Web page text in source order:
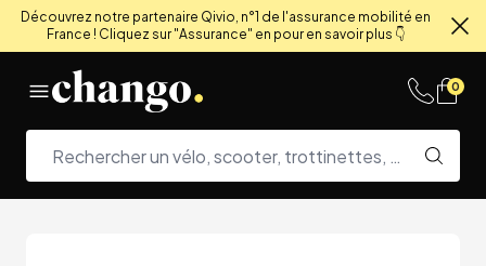
Découvrez notre partenaire Qivio, n°1 de l'assurance mobilité en
France ! Cliquez sur "Assurance" en pour en savoir plus 👇
0